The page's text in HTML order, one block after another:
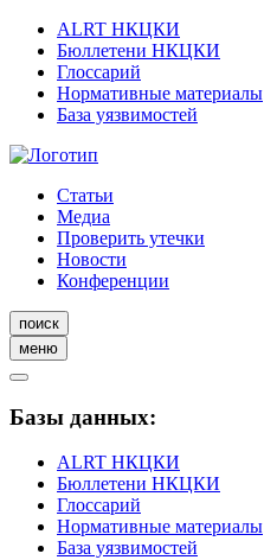
ALRT НКЦКИ
Бюллетени НКЦКИ
Глоссарий
Нормативные материалы
База уязвимостей
Статьи
Медиа
Проверить утечки
Новости
Конференции
поиск
меню
Базы данных:
ALRT НКЦКИ
Бюллетени НКЦКИ
Глоссарий
Нормативные материалы
База уязвимостей